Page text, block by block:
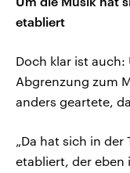
etabliert
Doch klar ist
Abgrenzung zum
anders geartete,
„Da hat sich in der
etabliert, der eben